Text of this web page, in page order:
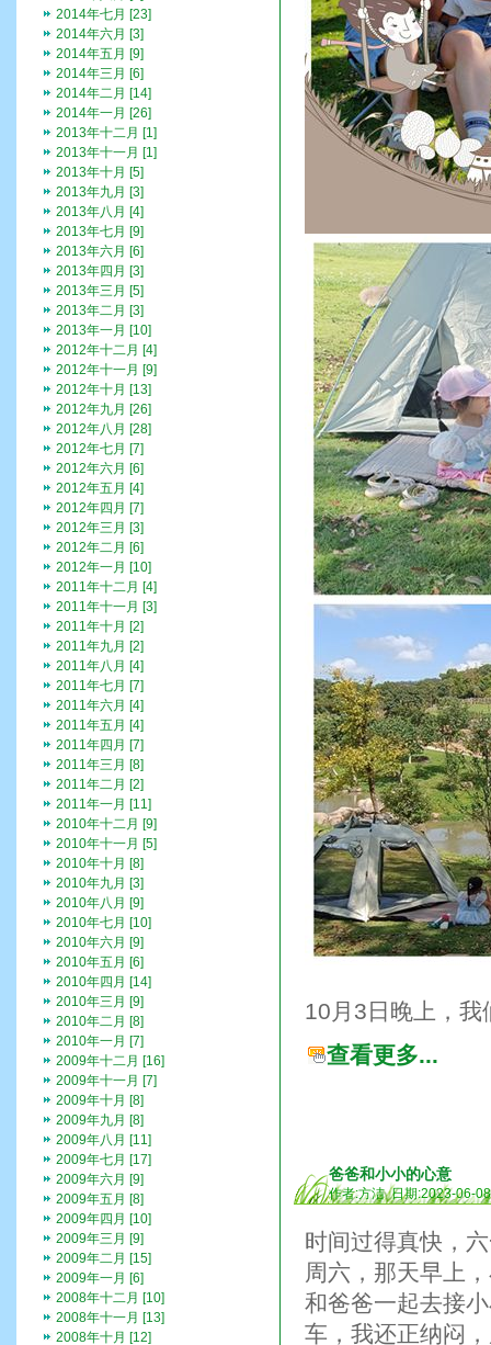
10月3日晚上，我
查看更多...
爸爸和小小的心意
作者:方洁 日期:2023-06-08
时间过得真快，
周六，那天早上
和爸爸一起去接
车，我还正纳闷
2014年七月 [23]
2014年六月 [3]
2014年五月 [9]
2014年三月 [6]
2014年二月 [14]
2014年一月 [26]
2013年十二月 [1]
2013年十一月 [1]
2013年十月 [5]
2013年九月 [3]
2013年八月 [4]
2013年七月 [9]
2013年六月 [6]
2013年四月 [3]
2013年三月 [5]
2013年二月 [3]
2013年一月 [10]
2012年十二月 [4]
2012年十一月 [9]
2012年十月 [13]
2012年九月 [26]
2012年八月 [28]
2012年七月 [7]
2012年六月 [6]
2012年五月 [4]
2012年四月 [7]
2012年三月 [3]
2012年二月 [6]
2012年一月 [10]
2011年十二月 [4]
2011年十一月 [3]
2011年十月 [2]
2011年九月 [2]
2011年八月 [4]
2011年七月 [7]
2011年六月 [4]
2011年五月 [4]
2011年四月 [7]
2011年三月 [8]
2011年二月 [2]
2011年一月 [11]
2010年十二月 [9]
2010年十一月 [5]
2010年十月 [8]
2010年九月 [3]
2010年八月 [9]
2010年七月 [10]
2010年六月 [9]
2010年五月 [6]
2010年四月 [14]
2010年三月 [9]
2010年二月 [8]
2010年一月 [7]
2009年十二月 [16]
2009年十一月 [7]
2009年十月 [8]
2009年九月 [8]
2009年八月 [11]
2009年七月 [17]
2009年六月 [9]
2009年五月 [8]
2009年四月 [10]
2009年三月 [9]
2009年二月 [15]
2009年一月 [6]
2008年十二月 [10]
2008年十一月 [13]
2008年十月 [12]